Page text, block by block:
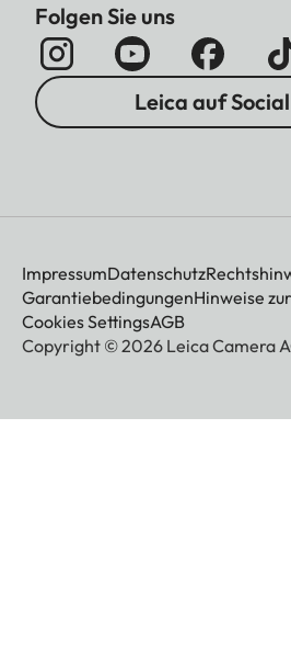
Folgen Sie uns
Leica auf
ImpressumDatenschutz
GarantiebedingungenHinweise
Cookies SettingsAGB
Copyright © 2026 Leica Camera